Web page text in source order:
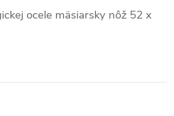
ocele mäsiarsky nôž 52 x